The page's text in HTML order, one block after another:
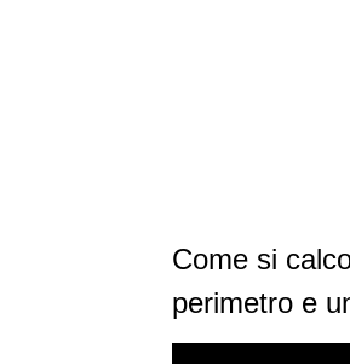
Come si
perimetro e